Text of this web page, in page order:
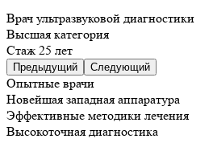
Врач ультразвуковой диагностики
Высшая категория
Cтаж 25 лет
Предыдущий Следующий
Опытные врачи
Новейшая западная аппаратура
Эффективные методики лечения
Высокоточная диагностика